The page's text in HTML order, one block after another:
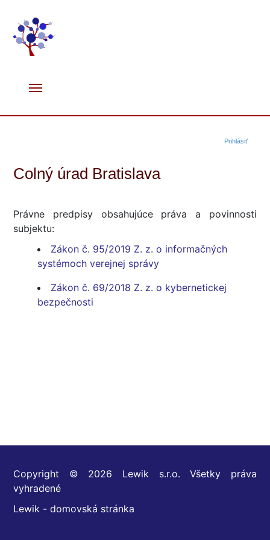
Prihlásiť
Colný úrad Bratislava
Právne predpisy obsahujúce práva a povinnosti
subjektu:
Zákon č. 95/2019 Z. z. o informačných
systémoch verejnej správy
Zákon č. 69/2018 Z. z. o kybernetickej
bezpečnosti
Copyright © 2026 Lewik s.r.o. Všetky práva
vyhradené
Lewik - domovská stránka